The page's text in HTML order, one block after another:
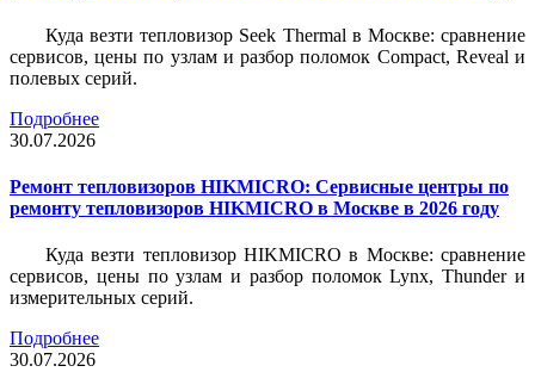
Куда везти тепловизор Seek Thermal в Москве: сравнение
сервисов, цены по узлам и разбор поломок Compact, Reveal и
полевых серий.
Подробнее
30.07.2026
Ремонт тепловизоров HIKMICRO: Сервисные центры по
ремонту тепловизоров HIKMICRO в Москве в 2026 году
Куда везти тепловизор HIKMICRO в Москве: сравнение
сервисов, цены по узлам и разбор поломок Lynx, Thunder и
измерительных серий.
Подробнее
30.07.2026